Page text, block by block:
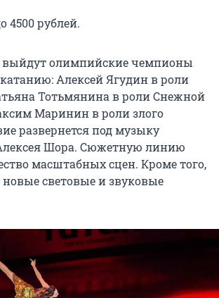
4500 рублей.
выйдут олимпийские чемпионы
Алексей Ягудин в роли
Тотьмянина в роли Снежной
Маринин в роли злого
развернется под музыку
Шора. Сюжетную линию
масштабных сцен. Кроме того,
световые и звуковые